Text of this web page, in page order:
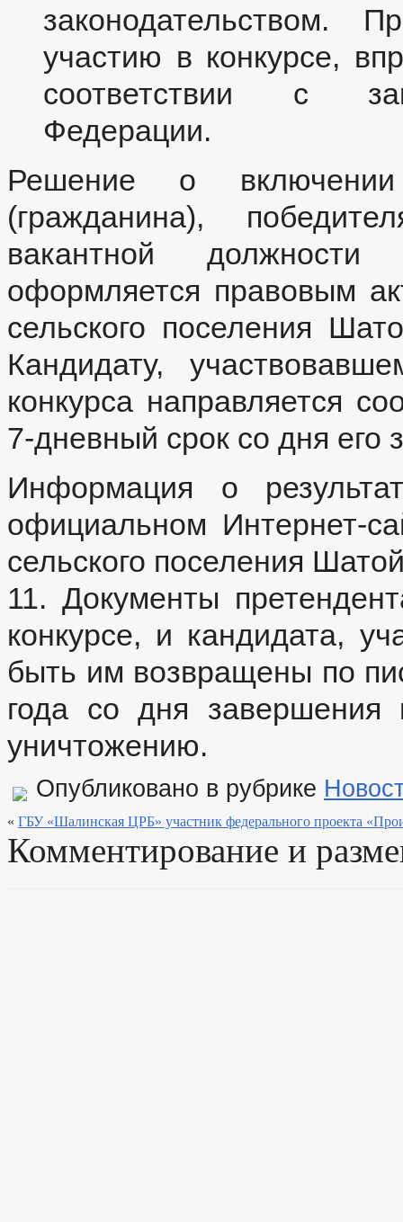
законодательством.
участию в конкурсе,
соответствии с
Федерации.
Решение о включении
(гражданина),
вакантной
оформляется правовым
сельского поселения
Кандидату,
конкурса направляется
7-дневный срок со дня его
Информация о
официальном Интернет-
сельского поселения
11. Документы
конкурсе, и кандидата,
быть им возвращены по
года со дня завершения
уничтожению.
Опубликовано в рубрике
« ГБУ «Шалинская ЦРБ» участник федерального проекта
Комментирование и